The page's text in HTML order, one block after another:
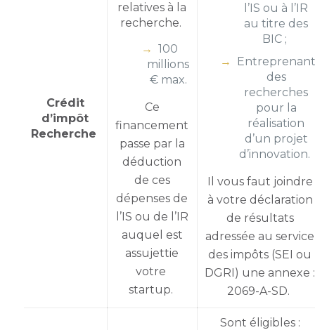
Crédit
d’impôt
Recherche
relatives à la
recherche.
100
millions
€ max.
Ce
financement
passe par la
déduction
de ces
dépenses de
l’IS ou de l’IR
auquel est
assujettie
votre
startup.
l’IS ou à l’IR
au titre des
BIC ;
Entreprenant
des
recherches
pour la
réalisation
d’un projet
d’innovation.
Il vous faut joindre
à votre déclaration
de résultats
adressée au service
des impôts (SEI ou
DGRI) une annexe :
2069-A-SD.
Sont éligibles :